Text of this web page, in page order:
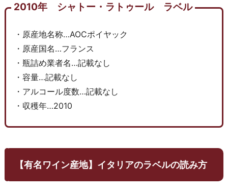
2010年 シャトー・ラトゥール ラベル
・原産地名称…AOCポイヤック
・原産国名…フランス
・瓶詰め業者名…記載なし
・容量…記載なし
・アルコール度数…記載なし
・収穫年…2010
【有名ワイン産地】イタリアのラベルの読み方